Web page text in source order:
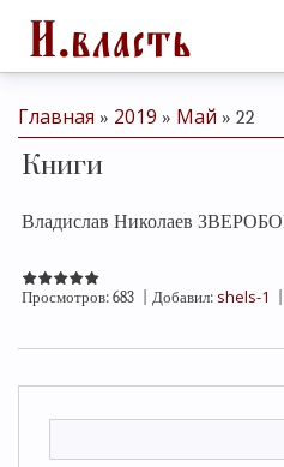
Главная » 2019 » Май » 22
Книги
Владислав Николаев
Просмотров: 683 Добавил: shels-1